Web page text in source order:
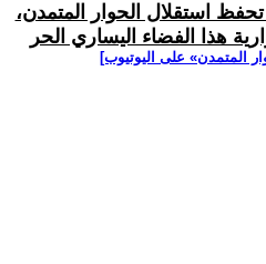
تحفظ استقلال الحوار المتمدن،
هذا الفضاء اليساري الحر
المتمدن» على اليوتيوب]